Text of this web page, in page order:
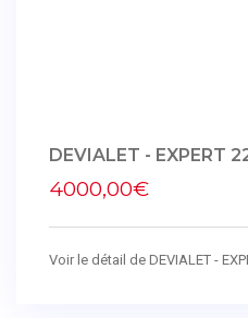
DEVIALET - EXPERT
4000,00€
Voir le détail de DEVIALET -